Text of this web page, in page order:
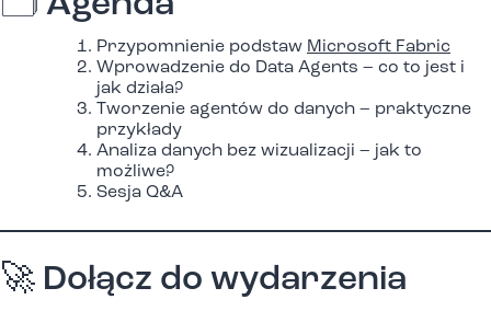
Przypomnienie podstaw Microsoft Fabric
Wprowadzenie do Data Agents – co to jest i
jak działa?
Tworzenie agentów do danych – praktyczne
przykłady
Analiza danych bez wizualizacji – jak to
możliwe?
Sesja Q&A
🚀 Dołącz do wydarzenia